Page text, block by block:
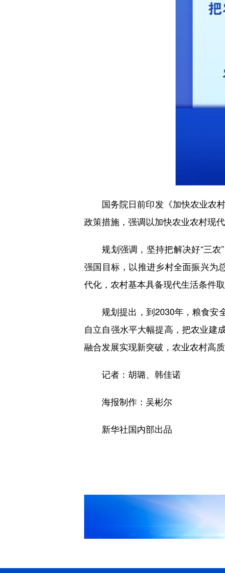
国务院日前印发《加快农业农村
政策措施，强调以加快农业农村现
规划强调，坚持把解决好“三农”
强国目标，以推进乡村全面振兴为
代化，农村基本具备现代生活条件取
规划提出，到2030年，粮食安全
自立自强水平大幅提高，把农业建
融合发展实现新突破，农业农村高
记者：胡璐、韩佳诺
海报制作：吴彬尔
新华社国内部出品